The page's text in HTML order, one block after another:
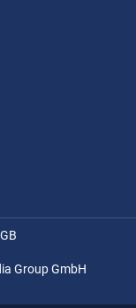
Group GmbH